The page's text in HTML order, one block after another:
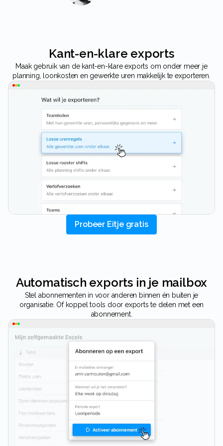
Kant-en-klare exports
Maak gebruik van de kant-en-klare exports om onder meer je
planning, loonkosten en gewerkte uren makkelijk te exporteren.
Probeer Eitje gratis
Automatisch exports in je mailbox
Stel abonnementen in voor anderen binnen én buiten je
organisatie. Of koppel tools door exports te delen met een
abonnement.